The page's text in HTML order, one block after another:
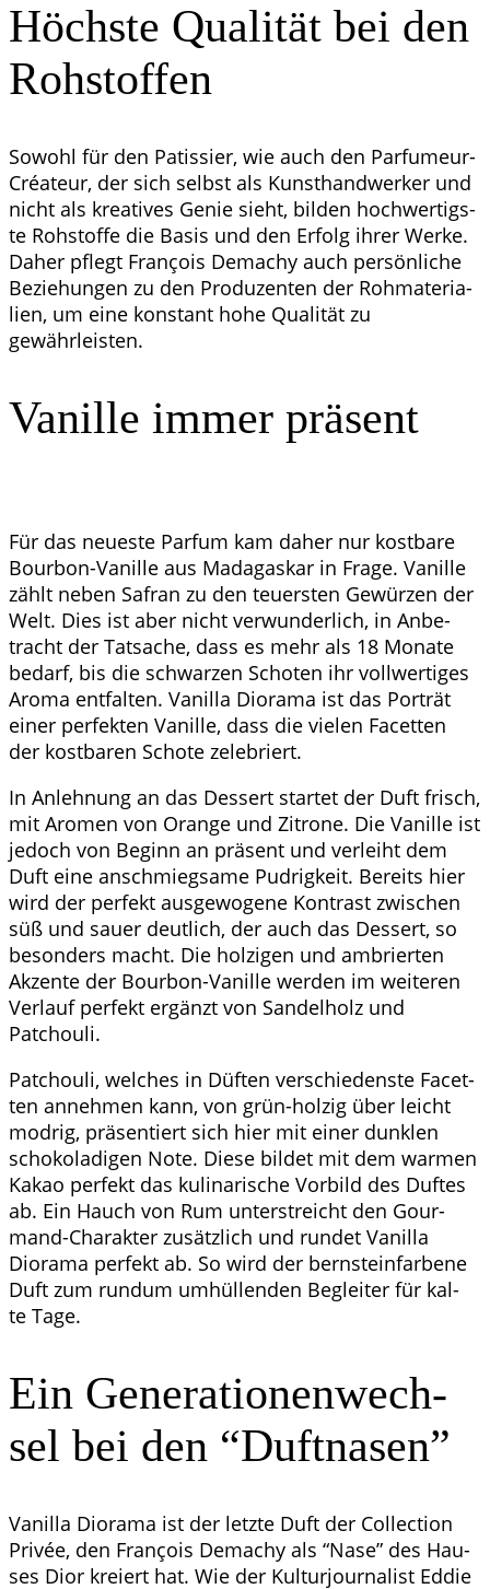
Höchs­te Qua­li­tät bei den
Rohstoffen
Sowohl für den Patis­sier, wie auch den Par­fu­meur-
Cré­a­teur, der sich selbst als Kunst­hand­wer­ker und
nicht als krea­ti­ves Genie sieht, bil­den hoch­wer­tigs­
te Roh­stof­fe die Basis und den Erfolg ihrer Wer­ke.
Daher pflegt Fran­çois Demachy auch per­sön­li­che
Bezie­hun­gen zu den Pro­du­zen­ten der Roh­ma­te­ria­
li­en, um eine kon­stant hohe Qua­li­tät zu
gewährleisten.
Vanil­le immer präsent
Für das neu­es­te Par­fum kam daher nur kost­ba­re
Bour­bon-Vanil­le aus Mada­gas­kar in Fra­ge. Vanil­le
zählt neben Safran zu den teu­ers­ten Gewür­zen der
Welt. Dies ist aber nicht ver­wun­der­lich, in Anbe­
tracht der Tat­sa­che, dass es mehr als 18 Mona­te
bedarf, bis die schwar­zen Scho­ten ihr voll­wer­ti­ges
Aro­ma ent­fal­ten. Vanil­la Diora­ma ist das Por­trät
einer per­fek­ten Vanil­le, dass die vie­len Facet­ten
der kost­ba­ren Scho­te zelebriert.
In Anleh­nung an das Des­sert star­tet der Duft frisch,
mit Aro­men von Oran­ge und Zitro­ne. Die Vanil­le ist
jedoch von Beginn an prä­sent und ver­leiht dem
Duft eine anschmieg­sa­me Pud­rig­keit. Bereits hier
wird der per­fekt aus­ge­wo­ge­ne Kon­trast zwi­schen
süß und sau­er deut­lich, der auch das Des­sert, so
beson­ders macht. Die hol­zi­gen und ambrier­ten
Akzen­te der Bour­bon-Vanil­le wer­den im wei­te­ren
Ver­lauf per­fekt ergänzt von San­del­holz und
Patchouli.
Patchouli, wel­ches in Düf­ten ver­schie­dens­te Facet­
ten anneh­men kann, von grün-hol­zig über leicht
mod­rig, prä­sen­tiert sich hier mit einer dunk­len
scho­ko­la­di­gen Note. Die­se bil­det mit dem war­men
Kakao per­fekt das kuli­na­ri­sche Vor­bild des Duf­tes
ab. Ein Hauch von Rum unter­streicht den Gour­
mand-Cha­rak­ter zusätz­lich und run­det Vanil­la
Diora­ma per­fekt ab. So wird der bern­stein­far­be­ne
Duft zum rund­um umhül­len­den Beglei­ter für kal­
te Tage.
Ein Gene­ra­tio­nen­wech­
sel bei den “Duft­na­sen”
Vanil­la Diora­ma ist der letz­te Duft der Coll­ec­tion
Pri­vée, den Fran­çois Demachy als “Nase” des Hau­
ses Dior kre­iert hat. Wie der Kul­tur­jour­na­list Eddie